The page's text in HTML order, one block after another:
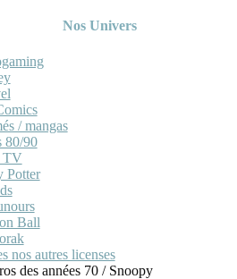
Nos Univers
/ mangas
80/90
TV
Potter
Ball
nos autres licenses
des années 70 / Snoopy